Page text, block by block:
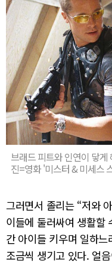
브래드 피트와 인연이 닿
진=영화 '미스터 & 미세스
그러면서 졸리는 “저와
이들에 둘러싸여 생활할
간 아이들 키우며 일하
조금씩 생기고 있다. 얼